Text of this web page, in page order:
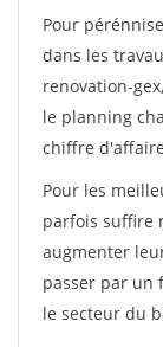
Pour
dans les
renovation-
le planning
chiffre
Pour les
parfois suffire
augmenter
passer par un
le secteur du